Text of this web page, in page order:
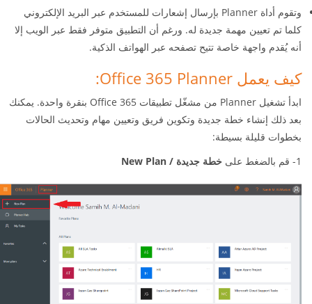
وتقوم أداة Planner بإرسال إشعارات للمستخدم عبر البريد الإلكتروني
كلما تم تعيين مهمة جديدة له. ورغم أن التطبيق متوفر فقط عبر الويب إلا
أنه يُقدم واجهة خاصة تتيح تصفحه عبر الهواتف الذكية.
كيف يعمل Office 365 Planner:
ابدأ تشغيل Planner من مشغّل تطبيقات Office 365 بنقرة واحدة. يمكنك
بعد ذلك إنشاء خطة جديدة وتكوين فريق وتعيين مهام وتحديث الحالات
بخطوات قليلة بسيطة:
1- قم بالضغط على
خطة جديدة / New Plan